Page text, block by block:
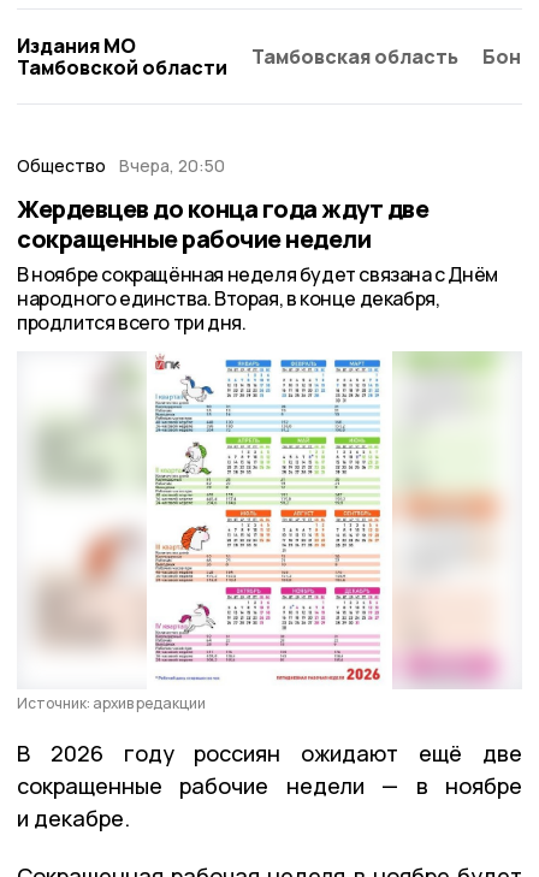
Издания МО
Тамбовской области
Тамбовская область
Общество Вчера, 20:50
Жердевцев до конца года ждут две
сокращенные рабочие недели
В ноябре сокращённая неделя будет связана с Днём
народного единства. Вторая, в конце декабря,
продлится всего три дня.
Источник: архив редакции
В 2026 году россиян ожидают ещё две
сокращенные рабочие недели — в ноябре
и декабре.